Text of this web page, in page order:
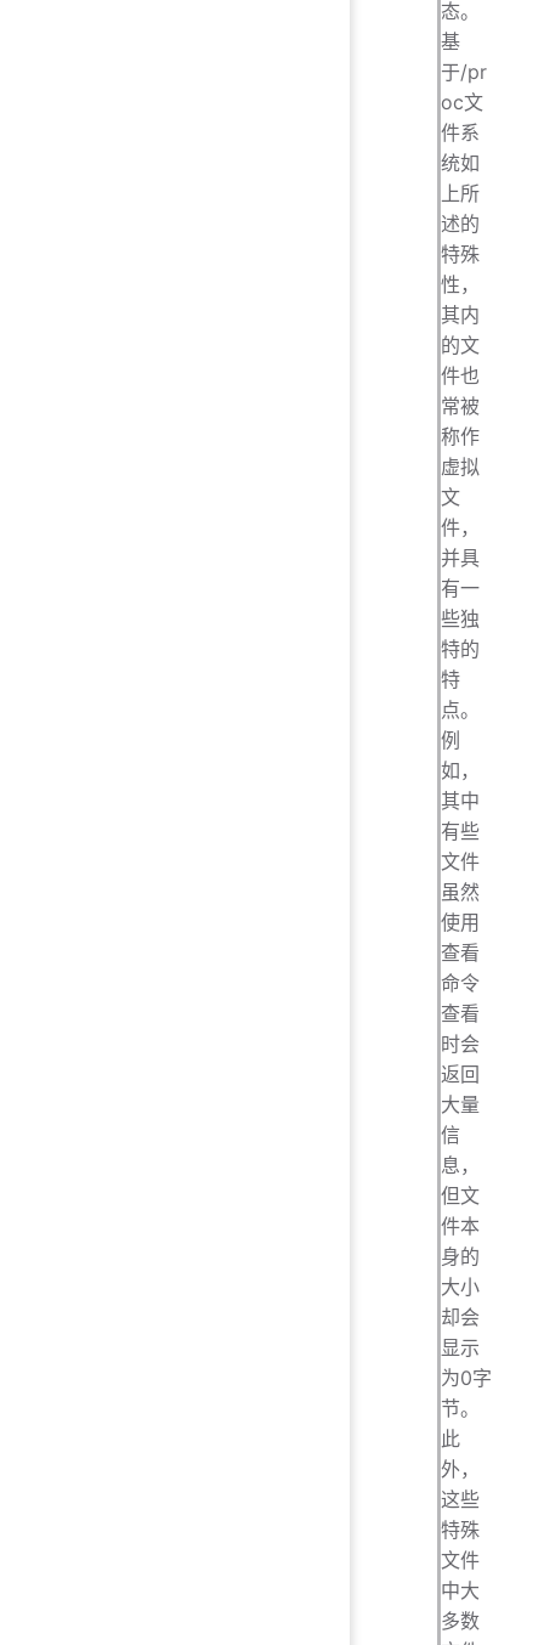
态。
基
于/pr
oc文
件系
统如
上所
述的
特殊
性，
其内
的文
件也
常被
称作
虚拟
文
件，
并具
有一
些独
特的
特
点。
例
如，
其中
有些
文件
虽然
使用
查看
命令
查看
时会
返回
大量
信
息，
但文
件本
身的
大小
却会
显示
为0字
节。
此
外，
这些
特殊
文件
中大
多数